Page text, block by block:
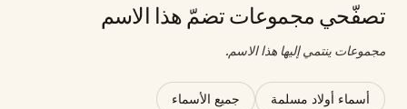
تصفّحي مجموعات تضمّ هذا الاسم
مجموعات ينتمي إليها هذا الاسم.
أسماء أولاد مسلمة جميع الأسماء